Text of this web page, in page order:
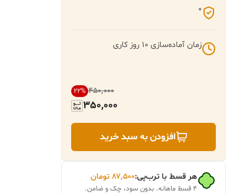
0
زمان آماده‌سازی 10 روز کاری
۴۵۰٬۰۰۰ 22%
350,000
افزودن به سبد خرید
هر قسط با ترب‌پی:۸۷٬۵۰۰ تومان
۴ قسط ماهانه. بدون سود، چک و ضامن.